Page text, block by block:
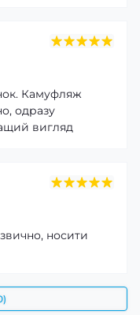
Камуфляж
одразу
вигляд
носити